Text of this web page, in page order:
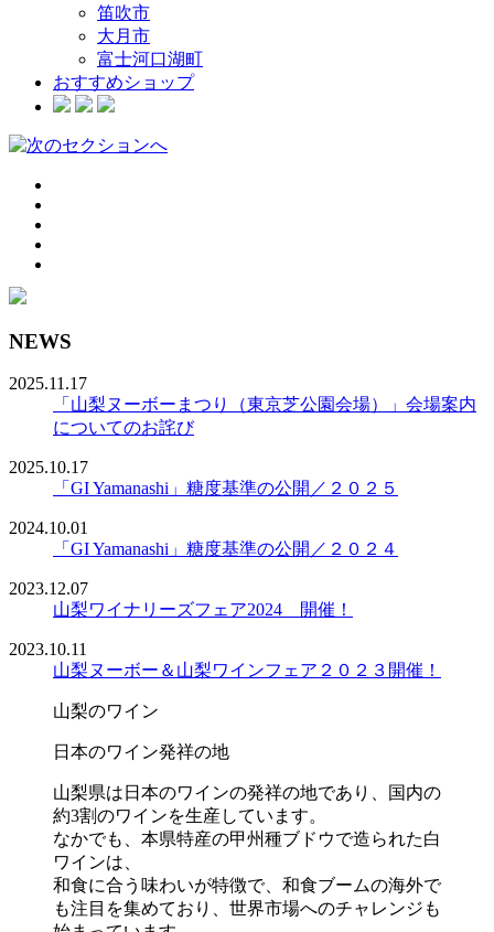
笛吹市
大月市
富士河口湖町
おすすめショップ
NEWS
2025.11.17
「山梨ヌーボーまつり（東京芝公園会場）」会場案内
についてのお詫び
2025.10.17
「GI Yamanashi」糖度基準の公開／２０２５
2024.10.01
「GI Yamanashi」糖度基準の公開／２０２４
2023.12.07
山梨ワイナリーズフェア2024 開催！
2023.10.11
山梨ヌーボー＆山梨ワインフェア２０２３開催！
山梨のワイン
日本のワイン発祥の地
山梨県は日本のワインの発祥の地であり、国内の
約3割のワインを生産しています。
なかでも、本県特産の甲州種ブドウで造られた白
ワインは、
和食に合う味わいが特徴で、和食ブームの海外で
も注目を集めており、世界市場へのチャレンジも